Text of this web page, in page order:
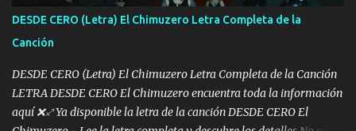
también la nueve que cargo al lado doy la mano al que su amigo y
al traicionero damos pa abajo Y No me paran aquí hay pa más
pues hay charola les voy a dar hasta topar pues no hay de otra...
DESDE CERO (Letra) El Chimuzero Letra Completa de la
Canción
DESDE CERO (Letra) El Chimuzero Letra Completa de la Canción
LETRA DESDE CERO El Chimuzero encuentra toda la información
aquí ❌♐ Ya disponible la letra de la canción DESDE CERO El